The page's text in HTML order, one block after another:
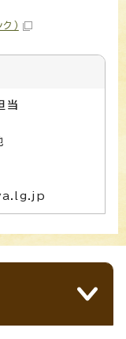
）
当